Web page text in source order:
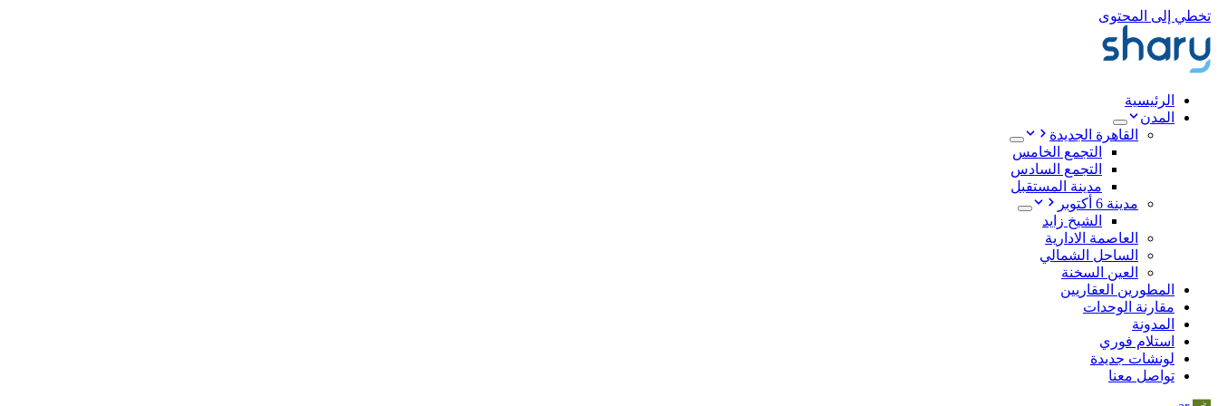
تخطي إلى المحتوى
الرئيسية
المدن
القاهرة الجديدة
التجمع الخامس
التجمع السادس
مدينة المستقبل
مدينة 6 أكتوبر
الشيخ زايد
العاصمة الادارية
الساحل الشمالي
العين السخنة
المطورين العقاريين
مقارنة الوحدات
المدونة
استلام فوري
لونشات جديدة
تواصل معنا